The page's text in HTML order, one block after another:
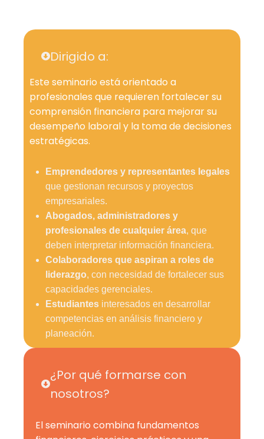
Dirigido a:
Este seminario está orientado a
profesionales que requieren fortalecer su
comprensión financiera para mejorar su
desempeño laboral y la toma de decisiones
estratégicas.
Emprendedores y representantes legales
que gestionan recursos y proyectos
empresariales.
Abogados, administradores y
profesionales de cualquier área, que
deben interpretar información financiera.
Colaboradores que aspiran a roles de
liderazgo, con necesidad de fortalecer sus
capacidades gerenciales.
Estudiantes interesados en desarrollar
competencias en análisis financiero y
planeación.
¿Por qué formarse con
nosotros?
El seminario combina fundamentos